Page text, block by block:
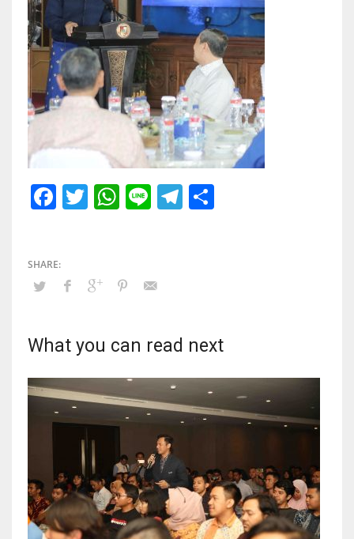
Facebook
Twitter
WhatsApp
LineTelegram
What you can read next